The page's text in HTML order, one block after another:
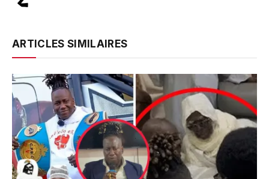
ARTICLES SIMILAIRES